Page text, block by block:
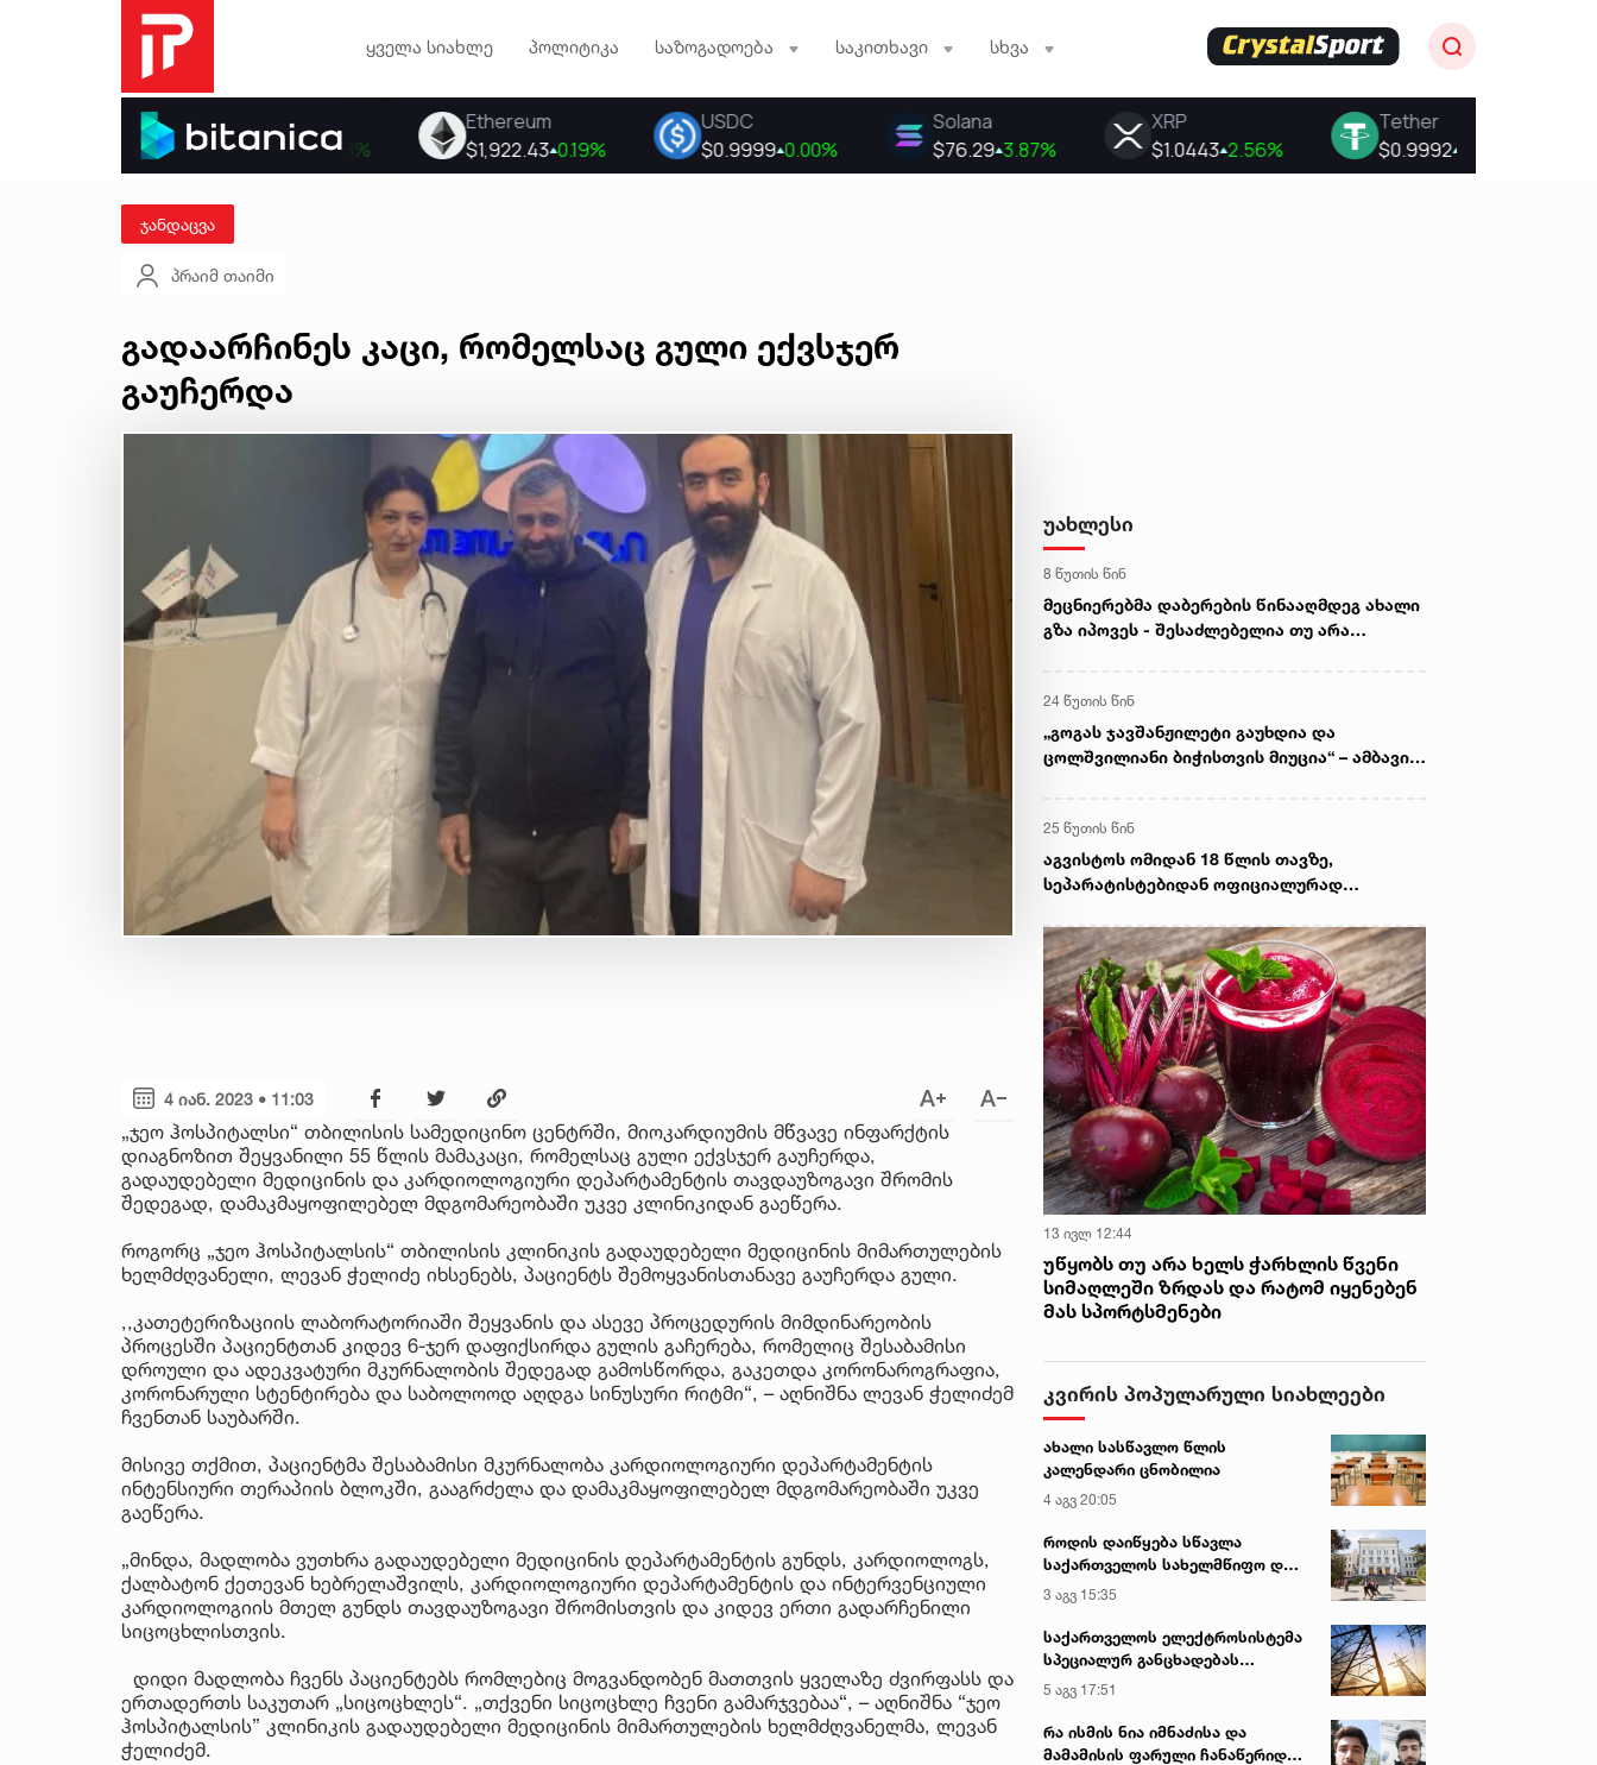
ყველა სიახლე პოლიტიკა საზოგადოება საკითხავი სხვა
ჯანდაცვა
პრაიმ თაიმი
გადაარჩინეს კაცი, რომელსაც გული ექვსჯერ
გაუჩერდა
4 იან. 2023 • 11:03
„ჯეო ჰოსპიტალსი“ თბილისის სამედიცინო ცენტრში, მიოკარდიუმის მწვავე ინფარქტის
დიაგნოზით შეყვანილი 55 წლის მამაკაცი, რომელსაც გული ექვსჯერ გაუჩერდა,
გადაუდებელი მედიცინის და კარდიოლოგიური დეპარტამენტის თავდაუზოგავი შრომის
შედეგად, დამაკმაყოფილებელ მდგომარეობაში უკვე კლინიკიდან გაეწერა.
როგორც „ჯეო ჰოსპიტალსის“ თბილისის კლინიკის გადაუდებელი მედიცინის მიმართულების
ხელმძღვანელი, ლევან ჭელიძე იხსენებს, პაციენტს შემოყვანისთანავე გაუჩერდა გული.
,,კათეტერიზაციის ლაბორატორიაში შეყვანის და ასევე პროცედურის მიმდინარეობის
პროცესში პაციენტთან კიდევ 6-ჯერ დაფიქსირდა გულის გაჩერება, რომელიც შესაბამისი
დროული და ადეკვატური მკურნალობის შედეგად გამოსწორდა, გაკეთდა კორონაროგრაფია,
კორონარული სტენტირება და საბოლოოდ აღდგა სინუსური რიტმი“, – აღნიშნა ლევან ჭელიძემ
ჩვენთან საუბარში.
მისივე თქმით, პაციენტმა შესაბამისი მკურნალობა კარდიოლოგიური დეპარტამენტის
ინტენსიური თერაპიის ბლოკში, გააგრძელა და დამაკმაყოფილებელ მდგომარეობაში უკვე
გაეწერა.
„მინდა, მადლობა ვუთხრა გადაუდებელი მედიცინის დეპარტამენტის გუნდს, კარდიოლოგს,
ქალბატონ ქეთევან ხებრელაშვილს, კარდიოლოგიური დეპარტამენტის და ინტერვენციული
კარდიოლოგიის მთელ გუნდს თავდაუზოგავი შრომისთვის და კიდევ ერთი გადარჩენილი
სიცოცხლისთვის.
დიდი მადლობა ჩვენს პაციენტებს რომლებიც მოგვანდობენ მათთვის ყველაზე ძვირფასს და
ერთადერთს საკუთარ „სიცოცხლეს“. „თქვენი სიცოცხლე ჩვენი გამარჯვებაა“, – აღნიშნა “ჯეო
ჰოსპიტალსის” კლინიკის გადაუდებელი მედიცინის მიმართულების ხელმძღვანელმა, ლევან
ჭელიძემ.
უახლესი
8 წუთის წინ
მეცნიერებმა დაბერების წინააღმდეგ ახალი
გზა იპოვეს - შესაძლებელია თუ არა
24 წუთის წინ
„გოგას ჯავშანჟილეტი გაუხდია და
ცოლშვილიანი ბიჭისთვის მიუცია“ – ამბავი
25 წუთის წინ
აგვისტოს ომიდან 18 წლის თავზე,
სეპარატისტებიდან ოფიციალურად
ანანიძე
13 ივლ 12:44
უწყობს თუ არა ხელს ჭარხლის წვენი
სიმაღლეში ზრდას და რატომ იყენებენ
მას სპორტსმენები
კვირის პოპულარული სიახლეები
ახალი სასწავლო წლის
კალენდარი ცნობილია
4 აგვ 20:05
როდის დაიწყება სწავლა
საქართველოს სახელმწიფო და
კერძო უნივერსიტეტებში
3 აგვ 15:35
საქართველოს ელექტროსისტემა
სპეციალურ განცხადებას
ავრცელებს
5 აგვ 17:51
რა ისმის ნია იმნაძისა და
მამამისის ფარული ჩანაწერიდან